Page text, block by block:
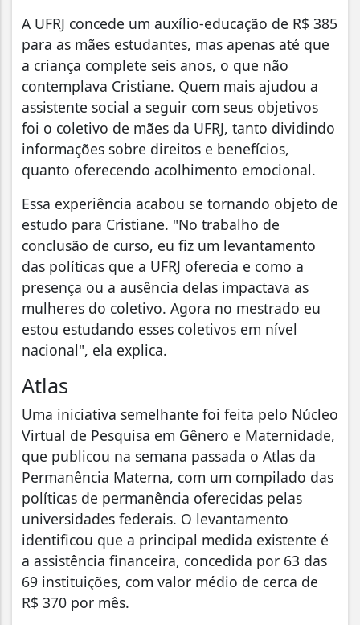
A UFRJ concede um auxílio-educação de R$ 385
para as mães estudantes, mas apenas até que
a criança complete seis anos, o que não
contemplava Cristiane. Quem mais ajudou a
assistente social a seguir com seus objetivos
foi o coletivo de mães da UFRJ, tanto dividindo
informações sobre direitos e benefícios,
quanto oferecendo acolhimento emocional.
Essa experiência acabou se tornando objeto de
estudo para Cristiane. "No trabalho de
conclusão de curso, eu fiz um levantamento
das políticas que a UFRJ oferecia e como a
presença ou a ausência delas impactava as
mulheres do coletivo. Agora no mestrado eu
estou estudando esses coletivos em nível
nacional", ela explica.
Atlas
Uma iniciativa semelhante foi feita pelo Núcleo
Virtual de Pesquisa em Gênero e Maternidade,
que publicou na semana passada o Atlas da
Permanência Materna, com um compilado das
políticas de permanência oferecidas pelas
universidades federais. O levantamento
identificou que a principal medida existente é
a assistência financeira, concedida por 63 das
69 instituições, com valor médio de cerca de
R$ 370 por mês.